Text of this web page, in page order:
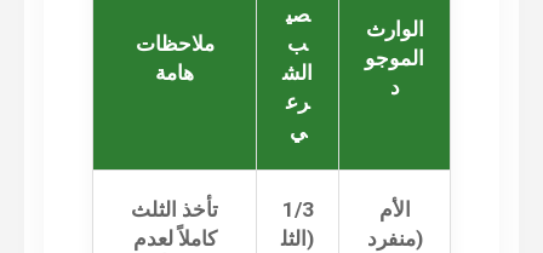
الوارث
الموجو
صي
الش
رع
ملاحظات
هامة
الأم
(منفرد
1/3
(الثل
تأخذ الثلث
كاملاً لعدم